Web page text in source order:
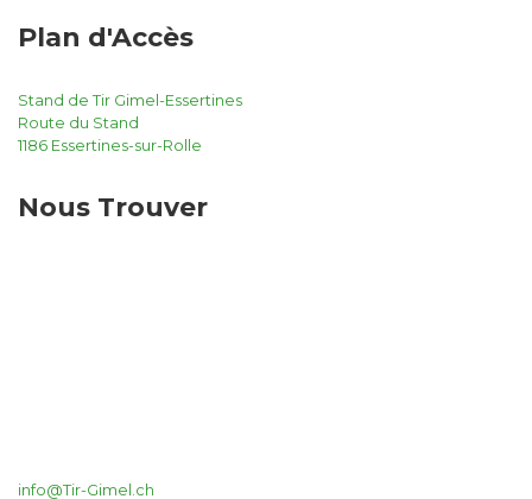
Plan d'Accès
Stand de Tir Gimel-Essertines
Route du Stand
1186 Essertines-sur-Rolle
Nous Trouver
info@Tir-Gimel.ch